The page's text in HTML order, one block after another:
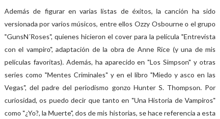
Además de figurar en varias listas de éxitos, la canción ha sido
versionada por varios músicos, entre ellos Ozzy Osbourne o el grupo
"GunsN´Roses", quienes hicieron el cover para la película "Entrevista
con el vampiro", adaptación de la obra de Anne Rice (y una de mis
películas favoritas). Además, ha aparecido en "Los Simpson" y otras
series como "Mentes Criminales" y en el libro "Miedo y asco en las
Vegas", del padre del periodismo gonzo Hunter S. Thompson. Por
curiosidad, os puedo decir que tanto en "Una Historia de Vampiros"
como "¿Yo?, la Muerte", dos de mis historias, se hace referencia a esta